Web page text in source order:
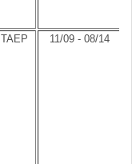
TAEP 11/09 - 08/14